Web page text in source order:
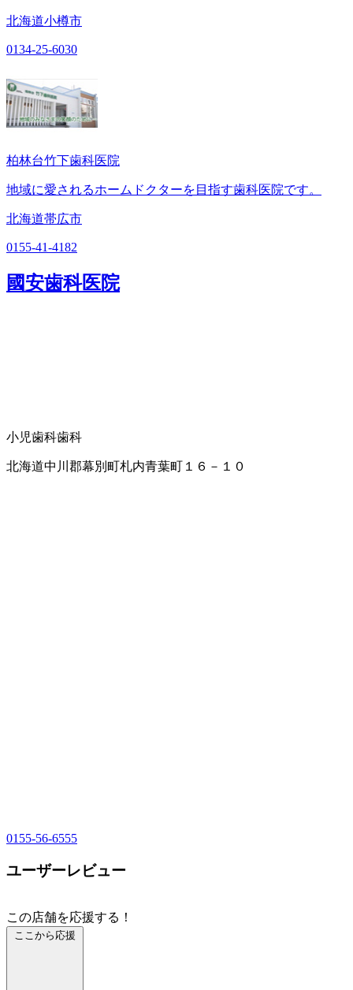
北海道小樽市
0134-25-6030
柏林台竹下歯科医院
地域に愛されるホームドクターを目指す歯科医院です。
北海道帯広市
0155-41-4182
國安歯科医院
小児歯科歯科
北海道中川郡幕別町札内青葉町１６－１０
0155-56-6555
ユーザーレビュー
この店舗を応援する！
ここから応援